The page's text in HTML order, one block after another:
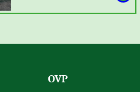
OVP